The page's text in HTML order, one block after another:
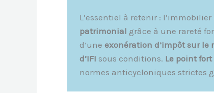
L’essentiel à retenir :
patrimonial grâce à une rareté
d’une exonération d’impôt sur le
d’IFI sous conditions. Le point fort
normes anticycloniques strictes